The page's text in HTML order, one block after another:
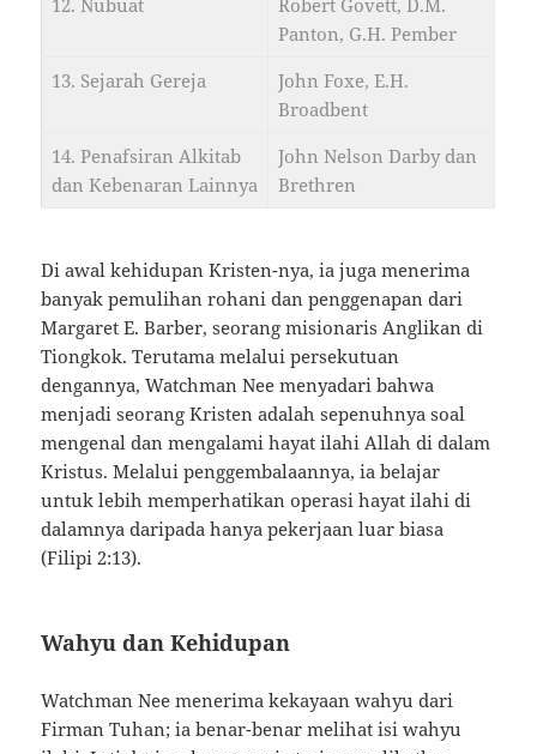
12. Nubuat
Robert Govett, D.M.
Panton, G.H. Pember
13. Sejarah Gereja
John Foxe, E.H.
Broadbent
14. Penafsiran Alkitab
dan Kebenaran Lainnya
John Nelson Darby dan
Brethren
Di awal kehidupan Kristen-nya, ia juga menerima
banyak pemulihan rohani dan penggenapan dari
Margaret E. Barber, seorang misionaris Anglikan di
Tiongkok. Terutama melalui persekutuan
dengannya, Watchman Nee menyadari bahwa
menjadi seorang Kristen adalah sepenuhnya soal
mengenal dan mengalami hayat ilahi Allah di dalam
Kristus. Melalui penggembalaannya, ia belajar
untuk lebih memperhatikan operasi hayat ilahi di
dalamnya daripada hanya pekerjaan luar biasa
(Filipi 2:13).
Wahyu dan Kehidupan
Watchman Nee menerima kekayaan wahyu dari
Firman Tuhan; ia benar-benar melihat isi wahyu